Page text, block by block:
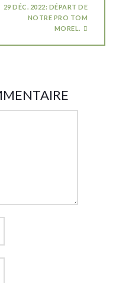
29 DÉC. 2022: DÉPART DE
NOTRE PRO TOM
MOREL.